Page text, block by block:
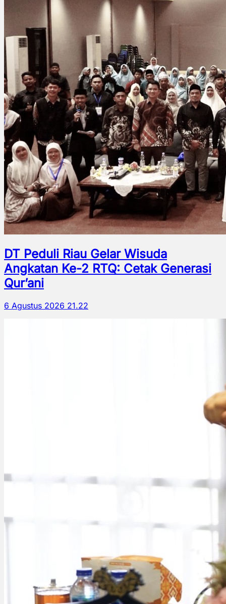
DT Peduli Riau Gelar Wisuda
Angkatan Ke-2 RTQ: Cetak Generasi
Qur’ani
6 Agustus 2026 21.22